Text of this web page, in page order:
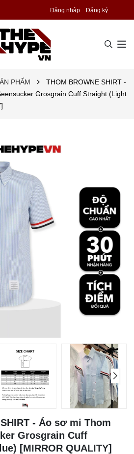
Đăng nhập Đăng ký
PHẨM
THOM BROWNE SHIRT -
Grosgrain Cuff Straight (Light
- Áo sơ mi Thom
Grosgrain Cuff
[MIRROR QUALITY]